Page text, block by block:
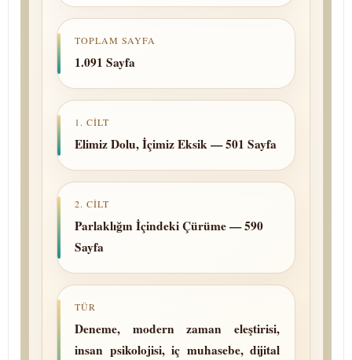
TOPLAM SAYFA
1.091 Sayfa
1. CILT
Elimiz Dolu, İçimiz Eksik — 501 Sayfa
2. CILT
Parlaklığın İçindeki Çürüme — 590
Sayfa
TÜR
Deneme, modern zaman eleş­ti­ri­si,
insan psi­ko­lo­ji­si, iç mu­ha­se­be, dijital